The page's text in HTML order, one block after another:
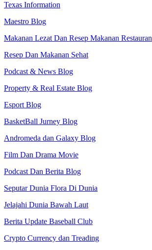
Texas Information
Maestro Blog
Makanan Lezat Dan Resep Makanan Restauran
Resep Dan Makanan Sehat
Podcast & News Blog
Property & Real Estate Blog
Esport Blog
BasketBall Jurney Blog
Andromeda dan Galaxy Blog
Film Dan Drama Movie
Podcast Dan Berita Blog
Seputar Dunia Flora Di Dunia
Jelajahi Dunia Bawah Laut
Berita Update Baseball Club
Crypto Currency dan Treading